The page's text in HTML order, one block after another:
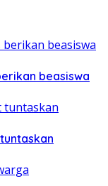
beasiswa